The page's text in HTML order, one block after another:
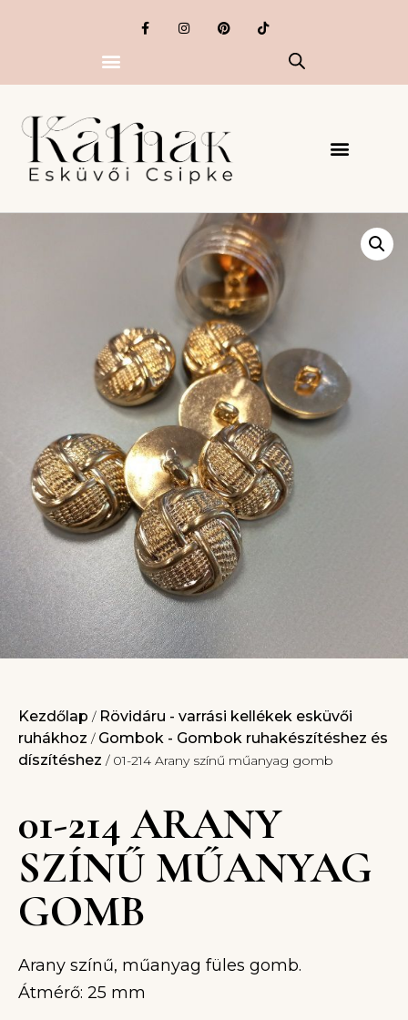
Kezdőlap / Rövidáru - varrási kellékek esküvői
ruhákhoz / Gombok - Gombok ruhakészítéshez és
díszítéshez / 01-214 Arany színű műanyag gomb
01-214 ARANY
SZÍNŰ MŰANYAG
GOMB
Arany színű, műanyag füles gomb.
Átmérő: 25 mm